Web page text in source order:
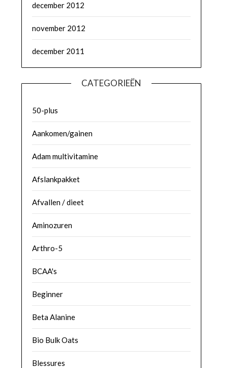
december 2012
november 2012
december 2011
CATEGORIEËN
50-plus
Aankomen/gainen
Adam multivitamine
Afslankpakket
Afvallen / dieet
Aminozuren
Arthro-5
BCAA's
Beginner
Beta Alanine
Bio Bulk Oats
Blessures